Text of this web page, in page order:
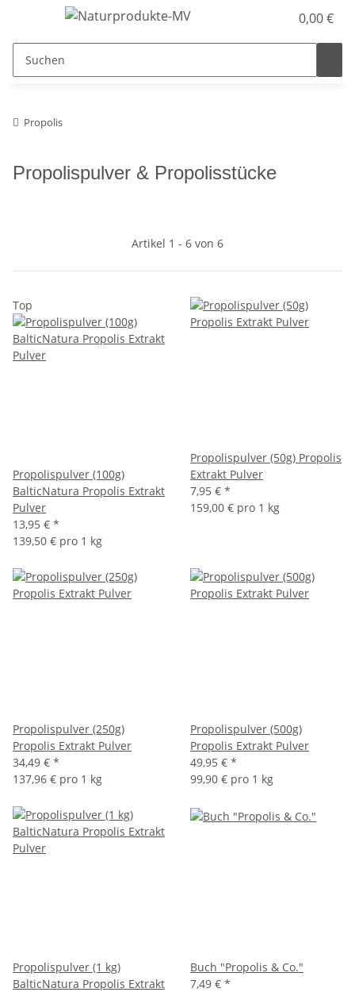
0,00 €
Propolis
Propolispulver & Propolisstücke
Artikel 1 - 6 von 6
Top
Propolispulver (100g)
BalticNatura Propolis Extrakt
Pulver
13,95 € *
139,50 € pro 1 kg
Propolispulver (50g) Propolis
Extrakt Pulver
7,95 € *
159,00 € pro 1 kg
Propolispulver (250g)
Propolis Extrakt Pulver
34,49 € *
137,96 € pro 1 kg
Propolispulver (500g)
Propolis Extrakt Pulver
49,95 € *
99,90 € pro 1 kg
Propolispulver (1 kg)
BalticNatura Propolis Extrakt
Buch "Propolis & Co."
7,49 € *